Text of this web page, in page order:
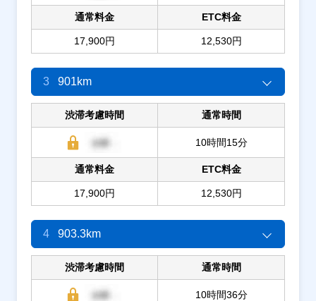
通常料金
17,900円
ETC料金
12,530円
3 901km
渋滞考慮時間 通常時間
10時間15分
通常料金
17,900円
ETC料金
12,530円
4 903.3km
渋滞考慮時間 通常時間
10時間36分